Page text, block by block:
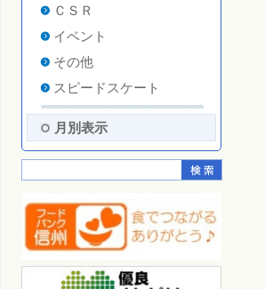
ＣＳＲ
イベント
その他
スピードスケート
月別表示